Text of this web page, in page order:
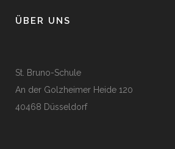
ÜBER UNS
St. Bruno-Schule
An der Golzheimer Heide 120
40468 Düsseldorf